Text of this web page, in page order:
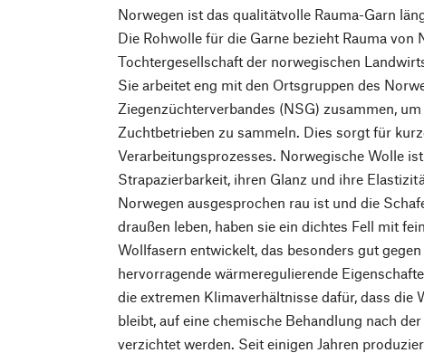
Norwegen ist das qualitätvolle Rauma-Garn
Die Rohwolle für die Garne bezieht Rauma von
Tochtergesellschaft der norwegischen
Sie arbeitet eng mit den Ortsgruppen des
Ziegenzüchterverbandes (NSG) zusammen,
Zuchtbetrieben zu sammeln. Dies sorgt für
Verarbeitungsprozesses. Norwegische Wolle
Strapazierbarkeit, ihren Glanz und ihre
Norwegen ausgesprochen rau ist und die
draußen leben, haben sie ein dichtes Fell mit
Wollfasern entwickelt, das besonders gut
hervorragende wärmeregulierende
die extremen Klimaverhältnisse dafür, dass die
bleibt, auf eine chemische Behandlung nach
verzichtet werden. Seit einigen Jahren